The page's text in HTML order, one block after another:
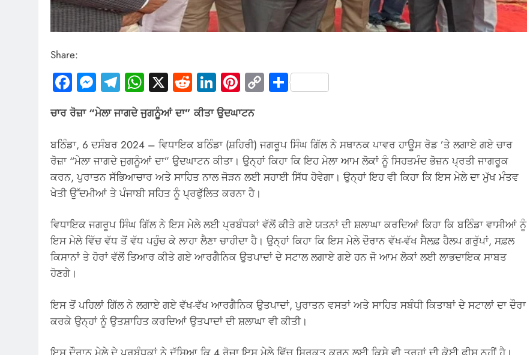
Share:
Facebook
Messenger
Telegram
WhatsApp
X RedditLinkedIn
Pinterest
CopyShare
ਚਾਰ ਰੋਜ਼ਾ “ਮੇਲਾ ਜਾਗਦੇ ਜੁਗਨੂੰਆਂ ਦਾ” ਕੀਤਾ ਉਦਘਾਟਨ
ਬਠਿੰਡਾ, 6 ਦਸੰਬਰ 2024 – ਵਿਧਾਇਕ ਬਠਿੰਡਾ (ਸ਼ਹਿਰੀ) ਜਗਰੂਪ ਸਿੰਘ ਗਿੱਲ ਨੇ ਸਥਾਨਕ ਪਾਵਰ ਹਾਊਸ ਰੋਡ ’ਤੇ ਲਗਾਏ ਗਏ ਚਾਰ
ਰੋਜ਼ਾ “ਮੇਲਾ ਜਾਗਦੇ ਜੁਗਨੂੰਆਂ ਦਾ” ਉਦਘਾਟਨ ਕੀਤਾ। ਉਨ੍ਹਾਂ ਕਿਹਾ ਕਿ ਇਹ ਮੇਲਾ ਆਮ ਲੋਕਾਂ ਨੂੰ ਸਿਹਤਮੰਦ ਭੋਜ਼ਨ ਪ੍ਰਤੀ ਜਾਗਰੂਕ
ਕਰਨ, ਪੁਰਾਤਨ ਸੱਭਿਆਚਾਰ ਅਤੇ ਸਾਹਿਤ ਨਾਲ ਜੋੜਨ ਲਈ ਸਹਾਈ ਸਿੱਧ ਹੋਵੇਗਾ। ਉਨ੍ਹਾਂ ਇਹ ਵੀ ਕਿਹਾ ਕਿ ਇਸ ਮੇਲੇ ਦਾ ਮੁੱਖ ਮੰਤਵ
ਖੇਤੀ ਉੱਦਮੀਆਂ ਤੇ ਪੰਜਾਬੀ ਸਹਿਤ ਨੂੰ ਪ੍ਰਫੁੱਲਿਤ ਕਰਨਾ ਹੈ।
ਵਿਧਾਇਕ ਜਗਰੂਪ ਸਿੰਘ ਗਿੱਲ ਨੇ ਇਸ ਮੇਲੇ ਲਈ ਪ੍ਰਬੰਧਕਾਂ ਵੱਲੋਂ ਕੀਤੇ ਗਏ ਯਤਨਾਂ ਦੀ ਸ਼ਲਾਘਾ ਕਰਦਿਆਂ ਕਿਹਾ ਕਿ ਬਠਿੰਡਾ ਵਾਸੀਆਂ ਨੂੰ
ਇਸ ਮੇਲੇ ਵਿੱਚ ਵੱਧ ਤੋਂ ਵੱਧ ਪਹੁੰਚ ਕੇ ਲਾਹਾ ਲੈਣਾ ਚਾਹੀਦਾ ਹੈ। ਉਨ੍ਹਾਂ ਕਿਹਾ ਕਿ ਇਸ ਮੇਲੇ ਦੌਰਾਨ ਵੱਖ-ਵੱਖ ਸੈਲਫ਼ ਹੈਲਪ ਗਰੁੱਪਾਂ, ਸਫ਼ਲ
ਕਿਸਾਨਾਂ ਤੇ ਹੋਰਾਂ ਵੱਲੋਂ ਤਿਆਰ ਕੀਤੇ ਗਏ ਆਰਗੈਨਿਕ ਉਤਪਾਦਾਂ ਦੇ ਸਟਾਲ ਲਗਾਏ ਗਏ ਹਨ ਜੋ ਆਮ ਲੋਕਾਂ ਲਈ ਲਾਭਦਾਇਕ ਸਾਬਤ
ਹੋਣਗੇ।
ਇਸ ਤੋਂ ਪਹਿਲਾਂ ਗਿੱਲ ਨੇ ਲਗਾਏ ਗਏ ਵੱਖ-ਵੱਖ ਆਰਗੈਨਿਕ ਉਤਪਾਦਾਂ, ਪੁਰਾਤਨ ਵਸਤਾਂ ਅਤੇ ਸਾਹਿਤ ਸਬੰਧੀ ਕਿਤਾਬਾਂ ਦੇ ਸਟਾਲਾਂ ਦਾ ਦੌਰਾ
ਕਰਕੇ ਉਨ੍ਹਾਂ ਨੂੰ ਉਤਸ਼ਾਹਿਤ ਕਰਦਿਆਂ ਉਤਪਾਦਾਂ ਦੀ ਸ਼ਲਾਘਾ ਵੀ ਕੀਤੀ।